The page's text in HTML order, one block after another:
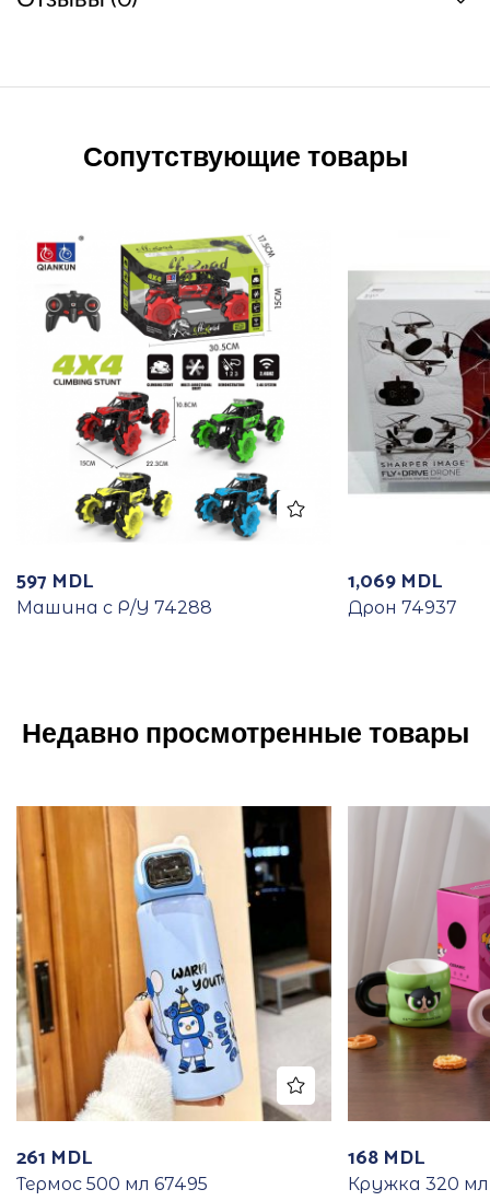
Сопутствующие товары
597 MDL
Машина с Р/У 74288
1,069 MDL
Дрон 74937
Недавно просмотренные товары
261 MDL
Термос 500 мл 67495
168 MDL
Кружка 320 мл